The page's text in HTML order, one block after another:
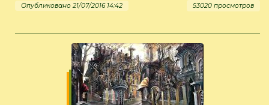
Опубликовано 21/07/2016 14:42 53020 просмотров